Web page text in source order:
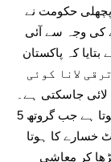
پچھلی حکومت نے
کی وجہ سے آئی
بتایا کہ پاکستان
ترقی لانا کوئی
سے لائی جاسکتی ہے۔
انھوں نے بتایا کہ معیشت میں مسئلہ اس وقت ہوتا ہے جب گروتھ 5
خسارے کا ہوتا
کر معاشی